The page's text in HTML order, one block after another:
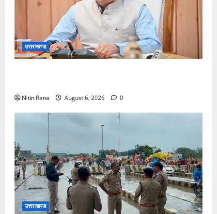
उत्तराखण्ड
Nitin Rana August 6, 2026 0
उत्तराखण्ड